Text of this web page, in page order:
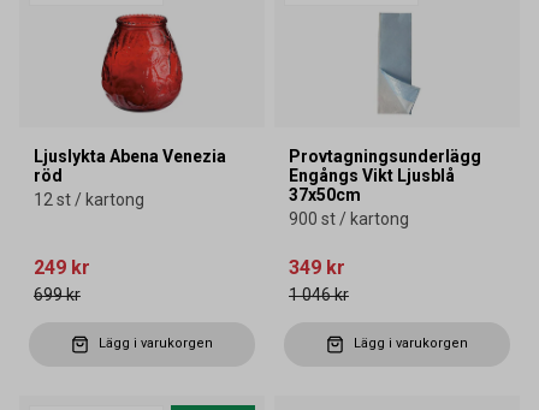
Ljuslykta Abena Venezia
röd
12 st / kartong
249 kr
699 kr
Lägg i varukorgen
Provtagningsunderlägg
Engångs Vikt Ljusblå
37x50cm
900 st / kartong
349 kr
1 046 kr
Lägg i varukorgen